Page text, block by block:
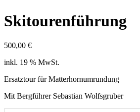
Skitourenführung
500,00 €
inkl. 19 % MwSt.
Ersatztour für Matterhornumrundung
Mit Bergführer Sebastian Wolfsgruber